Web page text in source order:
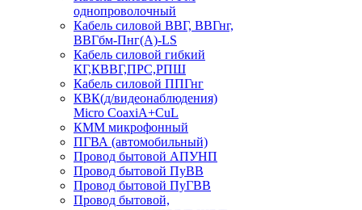
однопроволочный
Кабель силовой ВВГ, ВВГнг,
ВВГбм-Пнг(А)-LS
Кабель силовой гибкий
КГ,КВВГ,ПРС,РПШ
Кабель силовой ППГнг
КВК(д/видеонаблюдения)
Micro CoaxiA+CuL
КММ микрофонный
ПГВА (автомобильный)
Провод бытовой АПУНП
Провод бытовой ПуВВ
Провод бытовой ПуГВВ
Провод бытовой,